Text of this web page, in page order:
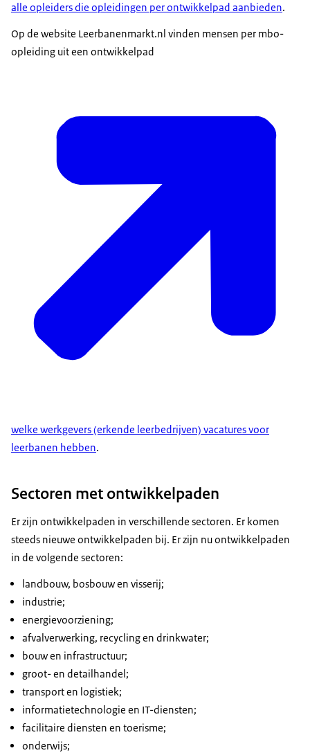
alle opleiders die opleidingen per ontwikkelpad aanbieden.
Op de website Leerbanenmarkt.nl vinden mensen per mbo-
opleiding uit een ontwikkelpad
welke werkgevers (erkende leerbedrijven) vacatures voor
leerbanen hebben.
Sectoren met ontwikkelpaden
Er zijn ontwikkelpaden in verschillende sectoren. Er komen
steeds nieuwe ontwikkelpaden bij. Er zijn nu ontwikkelpaden
in de volgende sectoren:
landbouw, bosbouw en visserij;
industrie;
energievoorziening;
afvalverwerking, recycling en drinkwater;
bouw en infrastructuur;
groot- en detailhandel;
transport en logistiek;
informatietechnologie en IT-diensten;
facilitaire diensten en toerisme;
onderwijs;